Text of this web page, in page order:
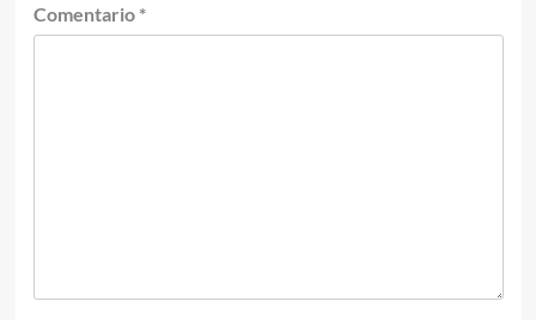
Comentario *